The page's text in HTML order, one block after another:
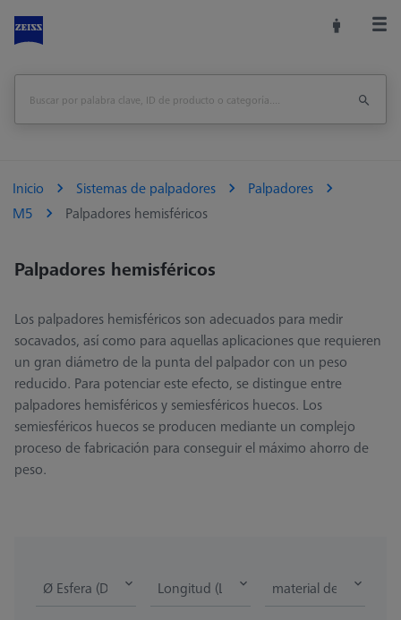
Inicio Sistemas de palpadores
Palpadores
M5
Palpadores hemisféricos
Palpadores hemisféricos
Los palpadores hemisféricos son adecuados para medir
socavados, así como para aquellas aplicaciones que requieren
un gran diámetro de la punta del palpador con un peso
reducido. Para potenciar este efecto, se distingue entre
palpadores hemisféricos y semiesféricos huecos. Los
semiesféricos huecos se producen mediante un complejo
proceso de fabricación para conseguir el máximo ahorro de
peso.
Ø Esfera (DK) Longitud (L) material del eje